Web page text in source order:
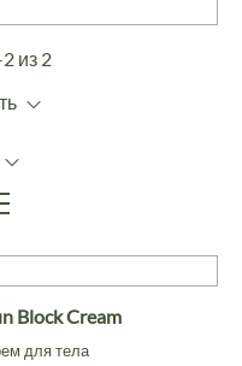
из 2
Block Cream
для тела